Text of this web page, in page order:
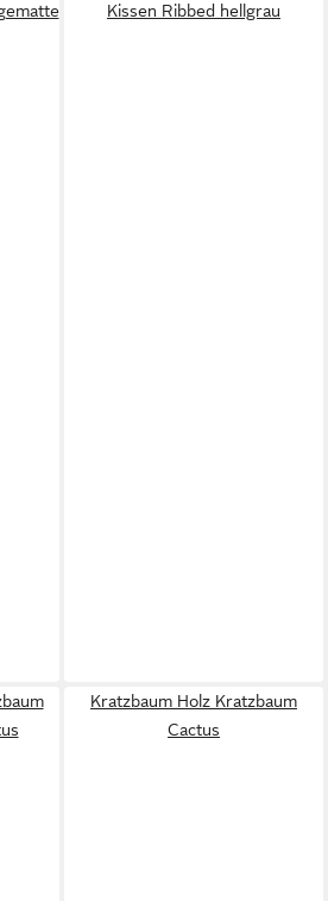
Kissen Ribbed hellgrau
Kratzbaum Holz Kratzbaum
Cactus